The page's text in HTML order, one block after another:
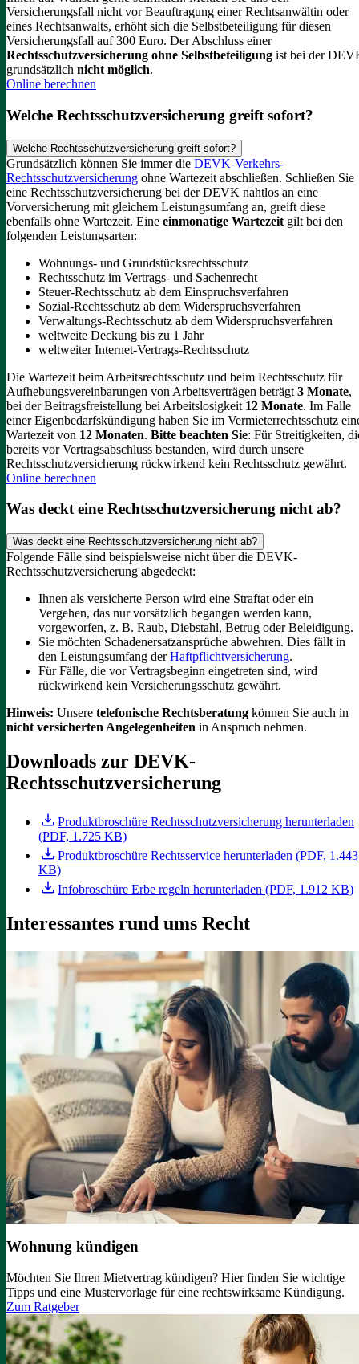
Versicherungsfall nicht vor Beauftragung einer Rechtsanwältin oder
eines Rechtsanwalts, erhöht sich die Selbstbeteiligung für diesen
Versicherungsfall auf 300 Euro. Der Abschluss einer
Rechtsschutzversicherung ohne Selbstbeteiligung ist bei der
grundsätzlich nicht möglich.
Online berechnen
Welche Rechtsschutzversicherung greift sofort?
Welche Rechtsschutzversicherung greift sofort?
Grundsätzlich können Sie immer die DEVK-Verkehrs-
Rechtsschutzversicherung ohne Wartezeit abschließen. Schließen Sie
eine Rechtsschutzversicherung bei der DEVK nahtlos an eine
Vorversicherung mit gleichem Leistungsumfang an, greift diese
ebenfalls ohne Wartezeit. Eine einmonatige Wartezeit gilt bei den
folgenden Leistungsarten:
Wohnungs- und Grundstücksrechtsschutz
Rechtsschutz im Vertrags- und Sachenrecht
Steuer-Rechtsschutz ab dem Einspruchsverfahren
Sozial-Rechtsschutz ab dem Widerspruchsverfahren
Verwaltungs-Rechtsschutz ab dem Widerspruchsverfahren
weltweite Deckung bis zu 1 Jahr
weltweiter Internet-Vertrags-Rechtsschutz
Die Wartezeit beim Arbeitsrechtsschutz und beim Rechtsschutz für
Aufhebungsvereinbarungen von Arbeitsverträgen beträgt 3 Monate,
bei der Beitragsfreistellung bei Arbeitslosigkeit 12 Monate. Im Falle
einer Eigenbedarfskündigung haben Sie im Vermieterrechtsschutz
Wartezeit von 12 Monaten. Bitte beachten Sie: Für Streitigkeiten,
bereits vor Vertragsabschluss bestanden, wird durch unsere
Rechtsschutzversicherung rückwirkend kein Rechtsschutz gewährt.
Online berechnen
Was deckt eine Rechtsschutzversicherung nicht ab?
Was deckt eine Rechtsschutzversicherung nicht ab?
Folgende Fälle sind beispielsweise nicht über die DEVK-
Rechtsschutzversicherung abgedeckt:
Ihnen als versicherte Person wird eine Straftat oder ein
Vergehen, das nur vorsätzlich begangen werden kann,
vorgeworfen, z. B. Raub, Diebstahl, Betrug oder Beleidigung.
Sie möchten Schadenersatzansprüche abwehren. Dies fällt in
den Leistungsumfang derHaftpflichtversicherung.
Für Fälle, die vor Vertragsbeginn eingetreten sind, wird
rückwirkend kein Versicherungsschutz gewährt.
Hinweis: Unsere telefonische Rechtsberatung können Sie auch in
nicht versicherten Angelegenheiten in Anspruch nehmen.
Downloads zur DEVK-
Rechtsschutzversicherung
Produktbroschüre Rechtsschutzversicherung herunterladen
(PDF, 1.725 KB)
Produktbroschüre Rechtsservice herunterladen (PDF, 1.443
KB)
Infobroschüre Erbe regeln herunterladen (PDF, 1.912 KB)
Interessantes rund ums Recht
Wohnung kündigen
Möchten Sie Ihren Mietvertrag kündigen? Hier finden Sie wichtige
Tipps und eine Mustervorlage für eine rechtswirksame Kündigung.
Zum Ratgeber